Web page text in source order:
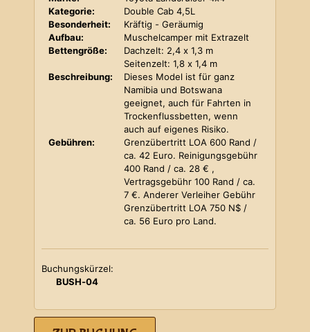
Kategorie:
Double Cab 4,5L
Besonderheit:
Kräftig - Geräumig
Aufbau:
Muschelcamper mit Extrazelt
Bettengröße:
Dachzelt: 2,4 x 1,3 m
Seitenzelt: 1,8 x 1,4 m
Beschreibung:
Dieses Model ist für ganz
Namibia und Botswana
geeignet, auch für Fahrten in
Trockenflussbetten, wenn
auch auf eigenes Risiko.
Gebühren:
Grenzübertritt LOA 600 Rand /
ca. 42 Euro. Reinigungsgebühr
400 Rand / ca. 28 € ,
Vertragsgebühr 100 Rand / ca.
7 €. Anderer Verleiher Gebühr
Grenzübertritt LOA 750 N$ /
ca. 56 Euro pro Land.
Buchungskürzel:
BUSH-04